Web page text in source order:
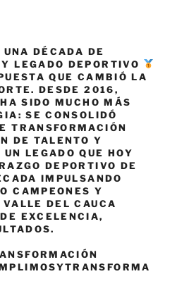
UNA DÉCADA DE
LEGADO DEPORTIVO
QUE CAMBIÓ LA
DESDE 2016,
SIDO MUCHO MÁS
SE CONSOLIDÓ
TRANSFORMACIÓN
DE TALENTO Y
LEGADO QUE HOY
DEPORTIVO DE
IMPULSANDO
CAMPEONES Y
DEL CAUCA
EXCELENCIA,